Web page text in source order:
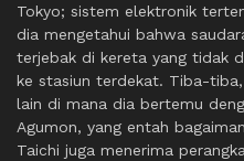
Tokyo; sistem elektronik
dia mengetahui bahwa
terjebak di kereta yang tidak
ke stasiun terdekat. Tiba-
lain di mana dia bertemu
Agumon, yang entah
Taichi juga menerima